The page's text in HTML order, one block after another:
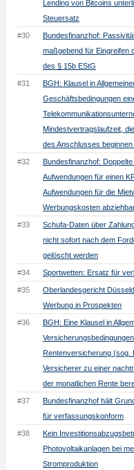
Lending von Bitcoins
Steuersatz
#30
Bundesfinanzhof:
maßgebend für Eingreifen
des § 15b EStG
#31
BGH: Klausel in
Geschäftsbedingungen
Mindestvertragslaufzeit,
des Anschlusses
#32
Bundesfinanzhof:
Aufwendungen für einen
Aufwendungen für die
Werbungskosten
#33
Schufa-Daten über
nicht sofort nach dem
gelöscht werden
#34 Sportwetten: Ersatz für
#35
Oberlandesgericht
Werbung in Prospekten
#36
BGH: Eine Klausel in
Rentenversicherung (sog.
Versicherer zu einer
der monatlichen Rente
#37
Bundesfinanzhof hält
für verfassungskonform
#38
Kein
Photovoltaikanlagen bei
Stromproduktion